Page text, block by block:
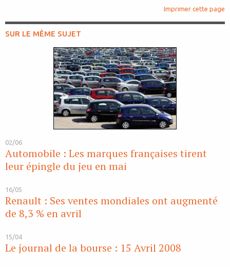
Imprimer cette page
SUR LE MÊME SUJET
02/06
Automobile : Les marques françaises tirent
leur épingle du jeu en mai
16/05
Renault : Ses ventes mondiales ont augmenté
de 8,3 % en avril
15/04
Le journal de la bourse : 15 Avril 2008